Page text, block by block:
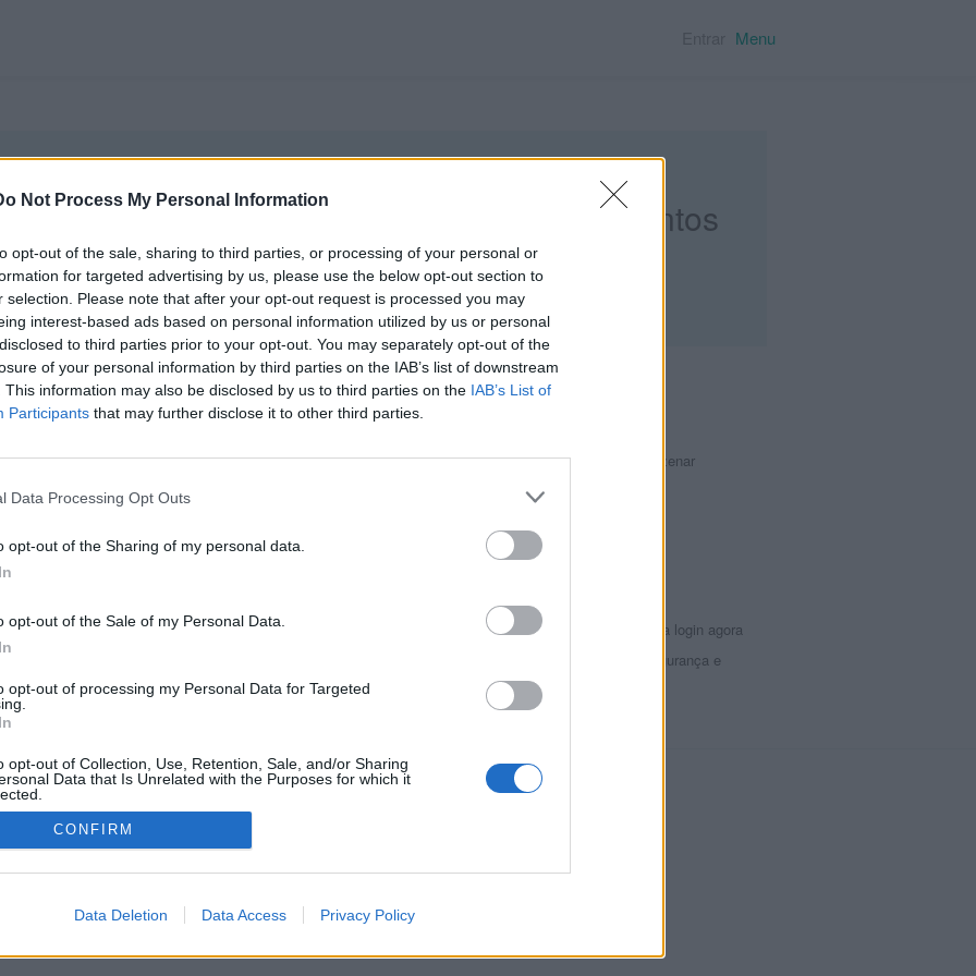
Not Process My Personal Information
opt-out of the sale, sharing to third parties, or processing of your personal or
for targeted advertising by us, please use the below opt-out section to
selection. Please note that after your opt-out request is processed you may
interest-based ads based on personal information utilized by us or personal
to third parties prior to your opt-out. You may separately opt-out of the
of your personal information by third parties on the IAB’s list of downstream
This information may also be disclosed by us to third parties on the IAB’s List of
Participants that may further disclose it to other third parties.
Data Processing Opt Outs
opt-out of the Sharing of my personal data.
opt-out of the Sale of my Personal Data.
opt-out of processing my Personal Data for Targeted
opt-out of Collection, Use, Retention, Sale, and/or Sharing
Data that Is Unrelated with the Purposes for which it
CONFIRM
Data Deletion Data Access Privacy Policy
Menu
Armazene um número ilimitado de documentos
em um único local.
disponível publicamente na
O melhor lugar para backup
Doceru é o melhor lugar para backups privados! Armazenar
documentos privados ilimitados nunca foi tão fácil!
ilimitado
com o armazenamento de
Doceru, você tem espaço de
você!
Tudo isso em um formato simples e transparente. Faça login agora
para armazenar cópias dos seus documentos com segurança e
sem restrições.
de uso
Docer Colombia